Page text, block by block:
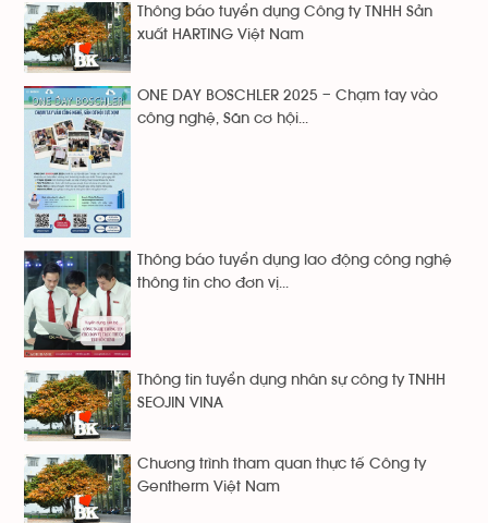
Thông báo tuyển dụng Công ty TNHH Sản
xuất HARTING Việt Nam
ONE DAY BOSCHLER 2025 – Chạm tay vào
công nghệ, Săn cơ hội...
Thông báo tuyển dụng lao động công nghệ
thông tin cho đơn vị...
Thông tin tuyển dụng nhân sự công ty TNHH
SEOJIN VINA
Chương trình tham quan thực tế Công ty
Gentherm Việt Nam